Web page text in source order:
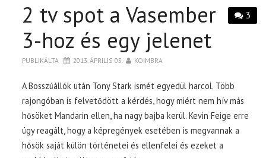
3
2 tv spot a Vasember
3-hoz és egy jelenet
PUBLIKÁLTA 2013. ÁPRILIS 05. KOIMBRA
A Bosszúállók után Tony Stark ismét egyedül harcol. Több
rajongóban is felvetődött a kérdés, hogy miért nem hív más
hősöket Mandarin ellen, ha nagy bajba kerül. Kevin Feige erre
úgy reagált, hogy a képregények esetében is megvannak a
hősök saját külön történetei és ellenfelei és ezeket a